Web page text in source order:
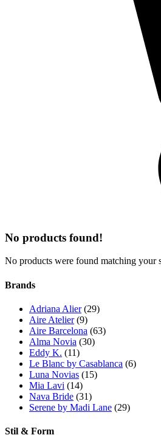
No products found!
No products were found matching your
Brands
Adriana Alier (29)
Aire Atelier (9)
Aire Barcelona (63)
Alma Novia (30)
Eddy K. (11)
Le Blanc by Casablanca (6)
Luna Novias (15)
Mia Lavi (14)
Nava Bride (31)
Serene by Madi Lane (29)
Stil & Form